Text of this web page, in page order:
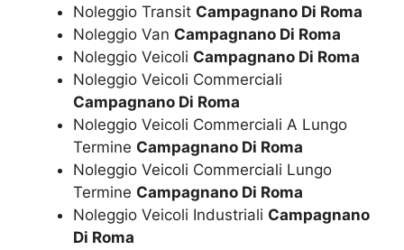
Noleggio Transit Campagnano Di Roma
Noleggio Van Campagnano Di Roma
Noleggio Veicoli Campagnano Di Roma
Noleggio Veicoli Commerciali
Campagnano Di Roma
Noleggio Veicoli Commerciali A Lungo
Termine Campagnano Di Roma
Noleggio Veicoli Commerciali Lungo
Termine Campagnano Di Roma
Noleggio Veicoli Industriali Campagnano
Di Roma